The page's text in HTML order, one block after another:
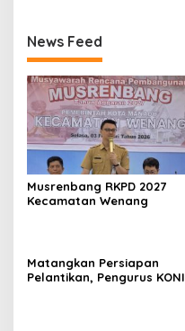
News Feed
Musrenbang RKPD 2027
Kecamatan Wenang
Matangkan Persiapan
Pelantikan, Pengurus KONI